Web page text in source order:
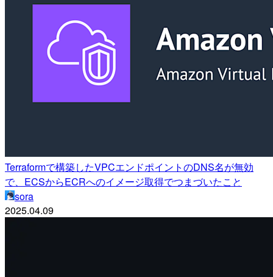
Terraformで構築したVPCエンドポイントのDNS名が無効
で、ECSからECRへのイメージ取得でつまづいたこと
sora
2025.04.09